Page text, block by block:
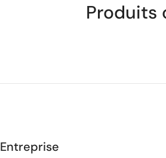
Produits
Entreprise